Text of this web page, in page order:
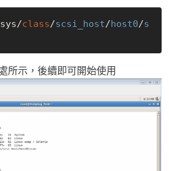
class/scsi_host/host0/s
所示，後續即可開始使用